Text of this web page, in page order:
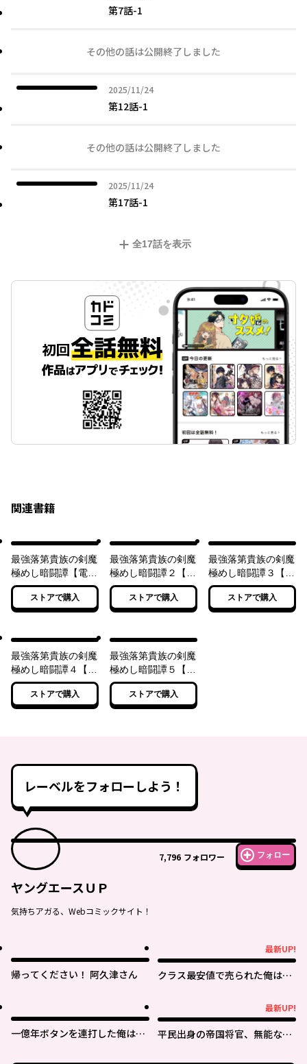
第7話-1
その他の話は公開終了しました
2025/11/24
2025年11月24日
第12話-1
その他の話は公開終了しました
2025/11/24
2025年11月24日
第17話-1
全17話を表示
関連書籍
最強落第貴族の剣魔
極めし暗闘譚【電子
特別版】
ストアで購入
最強落第貴族の剣魔
極めし暗闘譚２【電
子特別版】
ストアで購入
最強落第貴族の剣魔
極めし暗闘譚３【電
子特別版】
ストアで購入
最強落第貴族の剣魔
極めし暗闘譚４【電
子特別版】
ストアで購入
最強落第貴族の剣魔
極めし暗闘譚５【電
子特別版】
ストアで購入
レーベルをフォローしよう！
7,796 フォロワー フォロー
ヤングエースＵＰ
気持ちアガる、Webコミックサイト！
帰ってください！ 阿久津さん
最新UP!
クラス最安値で売られた俺は、
一億年ボタンを連打した俺は、
落第剣士の学院無双～
最新UP!
平民出身の帝国将官、無能な貴